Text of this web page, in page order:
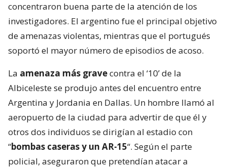
concentraron buena parte de la atención de los
investigadores. El argentino fue el principal objetivo
de amenazas violentas, mientras que el portugués
soportó el mayor número de episodios de acoso.
La amenaza más gravecontra el ‘10’ de la
Albiceleste se produjo antes del encuentro entre
Argentina y Jordania en Dallas. Un hombre llamó al
aeropuerto de la ciudad para advertir de que él y
otros dos individuos se dirigían al estadio con
“bombas caseras y un AR-15“. Según el parte
policial, aseguraron que pretendían atacar a